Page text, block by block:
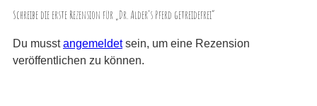
Schreibe die erste Rezension für „Dr. Alder’s Pferd getreidefrei“
Du musstangemeldetsein, um eine Rezension
veröffentlichen zu können.